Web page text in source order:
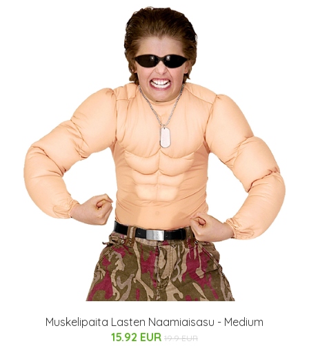
Muskelipaita Lasten Naamiaisasu - Medium
15.92 EUR 19.9 EUR